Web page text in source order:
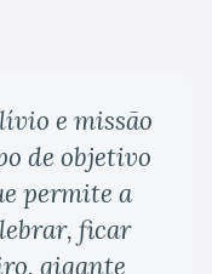
e missão
de objetivo
permite a
ficar
gigante